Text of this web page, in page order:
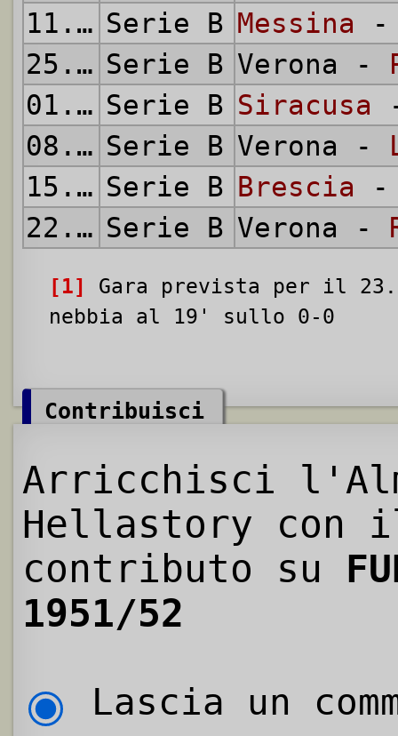
11.05.1952 Serie B Messina -
25.05.1952 Serie B Verona -
01.06.1952 Serie B Siracusa
08.06.1952 Serie B Verona -
15.06.1952 Serie B Brescia -
22.06.1952 Serie B Verona -
[1]
Gara prevista per il
nebbia al 19' sullo 0-0
Contribuisci
Arricchisci
Hellastory con
contributo su
1951/52
Lascia un